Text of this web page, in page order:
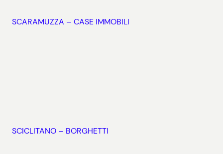
SCARAMUZZA – CASE IMMOBILI
SCICLITANO – BORGHETTI